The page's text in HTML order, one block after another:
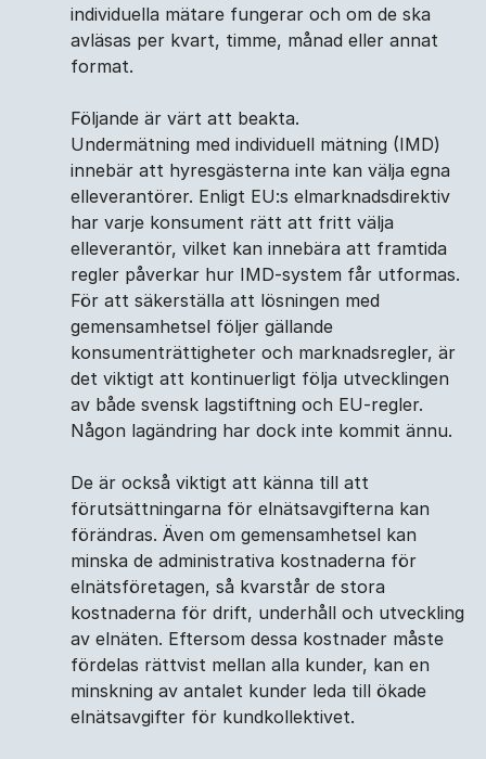
individuella mätare fungerar och om de ska
avläsas per kvart, timme, månad eller annat
format.
Följande är värt att beakta.
Undermätning med individuell mätning (IMD)
innebär att hyresgästerna inte kan välja egna
elleverantörer. Enligt EU:s elmarknadsdirektiv
har varje konsument rätt att fritt välja
elleverantör, vilket kan innebära att framtida
regler påverkar hur IMD-system får utformas.
För att säkerställa att lösningen med
gemensamhetsel följer gällande
konsumenträttigheter och marknadsregler, är
det viktigt att kontinuerligt följa utvecklingen
av både svensk lagstiftning och EU-regler.
Någon lagändring har dock inte kommit ännu.
De är också viktigt att känna till att
förutsättningarna för elnätsavgifterna kan
förändras. Även om gemensamhetsel kan
minska de administrativa kostnaderna för
elnätsföretagen, så kvarstår de stora
kostnaderna för drift, underhåll och utveckling
av elnäten. Eftersom dessa kostnader måste
fördelas rättvist mellan alla kunder, kan en
minskning av antalet kunder leda till ökade
elnätsavgifter för kundkollektivet.